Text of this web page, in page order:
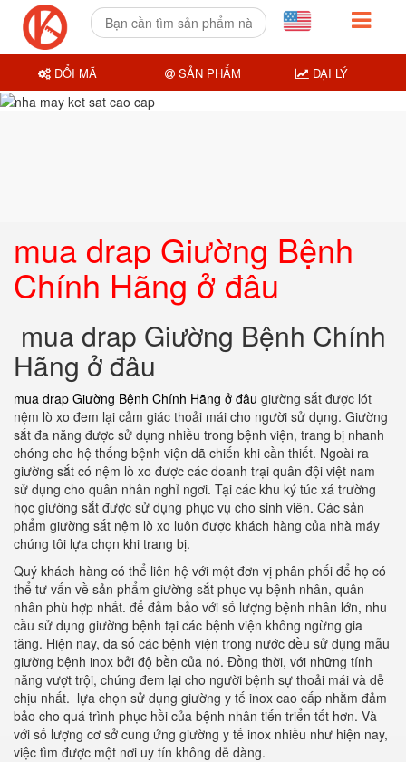
mua drap Giường Bệnh
Chính Hãng ở đâu
mua drap Giường Bệnh Chính
Hãng ở đâu
mua drap Giường Bệnh Chính Hãng ở đâu giường sắt được lót
nệm lò xo đem lại cảm giác thoải mái cho người sử dụng. Giường
sắt đa năng được sử dụng nhiều trong bệnh viện, trang bị nhanh
chóng cho hệ thống bệnh viện dã chiến khi cần thiết. Ngoài ra
giường sắt có nệm lò xo được các doanh trại quân đội việt nam
sử dụng cho quân nhân nghỉ ngơi. Tại các khu ký túc xá trường
học giường sắt được sử dụng phục vụ cho sinh viên. Các sản
phẩm giường sắt nệm lò xo luôn được khách hàng của nhà máy
chúng tôi lựa chọn khi trang bị.
Quý khách hàng có thể liên hệ với một đơn vị phân phối để họ có
thể tư vấn về sản phẩm giường sắt phục vụ bệnh nhân, quân
nhân phù hợp nhất. để đảm bảo với số lượng bệnh nhân lớn, nhu
cầu sử dụng giường bệnh tại các bệnh viện không ngừng gia
tăng. Hiện nay, đa số các bệnh viện trong nước đều sử dụng mẫu
giường bệnh inox bởi độ bền của nó. Đồng thời, với những tính
năng vượt trội, chúng đem lại cho người bệnh sự thoải mái và dễ
chịu nhất. lựa chọn sử dụng giường y tế inox cao cấp nhằm đảm
bảo cho quá trình phục hồi của bệnh nhân tiến triển tốt hơn. Và
với số lượng cơ sở cung ứng giường y tế inox nhiều như hiện nay,
việc tìm được một nơi uy tín không dễ dàng.
ĐỔI MÃ SẢN PHẨM ĐẠI LÝ